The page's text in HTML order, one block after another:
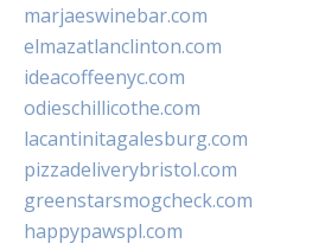
marjaeswinebar.com
elmazatlanclinton.com
ideacoffeenyc.com
odieschillicothe.com
lacantinitagalesburg.com
pizzadeliverybristol.com
greenstarsmogcheck.com
happypawspl.com